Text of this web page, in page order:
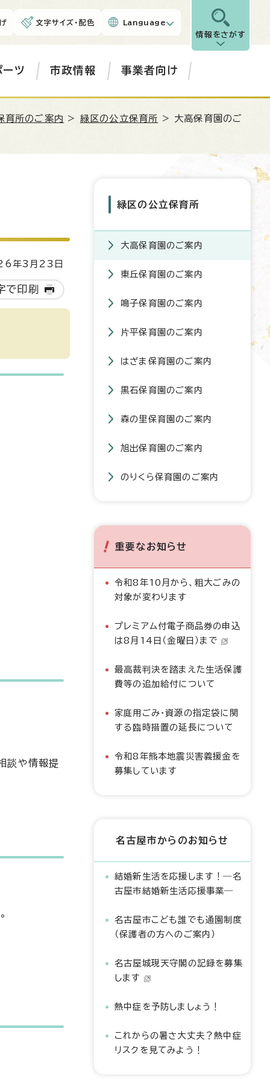
文字サイズ・配色 Language
情報をさがす
ーツ 市政情報 事業者向け
育所のご案内 > 緑区の公立保育所 > 大高保育園のご
年3月23日
で印刷
談や情報提
緑区の公立保育所
大高保育園のご案内
東丘保育園のご案内
鳴子保育園のご案内
片平保育園のご案内
はざま保育園のご案内
黒石保育園のご案内
森の里保育園のご案内
旭出保育園のご案内
のりくら保育園のご案内
重要なお知らせ
令和8年10月から、粗大ごみの
対象が変わります
プレミアム付電子商品券の申込
は8月14日（金曜日）まで
最高裁判決を踏まえた生活保護
費等の追加給付について
家庭用ごみ・資源の指定袋に関
する臨時措置の延長について
令和8年熊本地震災害義援金を
募集しています
名古屋市からのお知らせ
結婚新生活を応援します！―名
古屋市結婚新生活応援事業―
名古屋市こども誰でも通園制度
（保護者の方へのご案内）
名古屋城現天守閣の記録を募集
します
熱中症を予防しましょう！
これからの暑さ大丈夫？熱中症
リスクを見てみよう！